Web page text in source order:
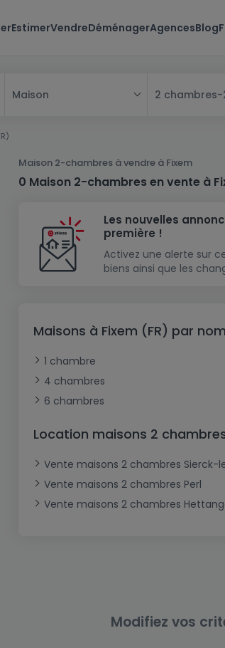
EstimerVendreDéménagerAgencesBlog
Maison
Maison
Maison mitoyenne
Maison jumelée
Château
Corps de ferme
Châlet
Bungalow
Appartement
Chambre
Studio
Triplex
Mansarde
Rez-de-chaussée
Résidence
Lotissement
Maison à construire
Modèle de maison
Immeuble de rapport
Terrain non constructible
Garage - Parking
Garage fermé
Bureau
Local commercial
Fonds de Commerce
Restaurant
Entrepôt
Exploitation agricole
2 chambres-
Maison 2-chambres à vendre à Fixem
0 Maison 2-chambres en vente à
Les nouvelles
première !
Activez une alerte sur
biens ainsi que les
Maisons à Fixem (FR) par
1 chambre
4 chambres
6 chambres
Location maisons 2
Vente maisons 2 chambres Sierck-
Vente maisons 2 chambres Perl
Vente maisons 2 chambres
Modifiez vos